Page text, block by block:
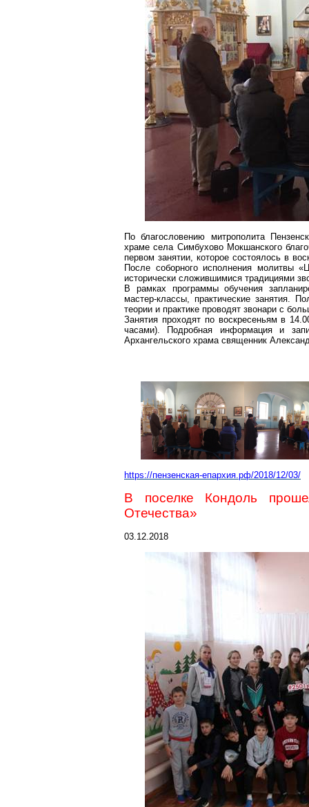
По благословению митрополита
храме села Симбухово Мокшанского
первом занятии, которое состоялось в
После соборного исполнения молитвы
исторически сложившимися традициями
В рамках программы обучения
мастер-классы, практические занятия.
теории и практике проводят звонари с
Занятия проходят по воскресеньям в
часами). Подробная информация и
Архангельского храма священник
https://пензенская-епархия.рф/2018/12/03/
В поселке Кондоль
Отечества»
03.12.2018